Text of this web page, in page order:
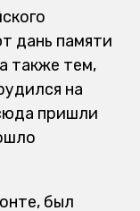
дань памяти
также тем,
на
пришли
был